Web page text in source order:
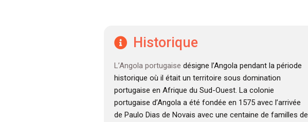
Historique
L’Angola portugaise désigne l’Angola pendant la période
historique où il était un territoire sous domination
portugaise en Afrique du Sud-Ouest. La colonie
portugaise d’Angola a été fondée en 1575 avec l’arrivée
de Paulo Dias de Novais avec une centaine de familles de